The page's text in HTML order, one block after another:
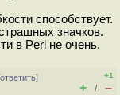
способствует.
значков.
в Perl не очень.
ответить]
+1
+ / –